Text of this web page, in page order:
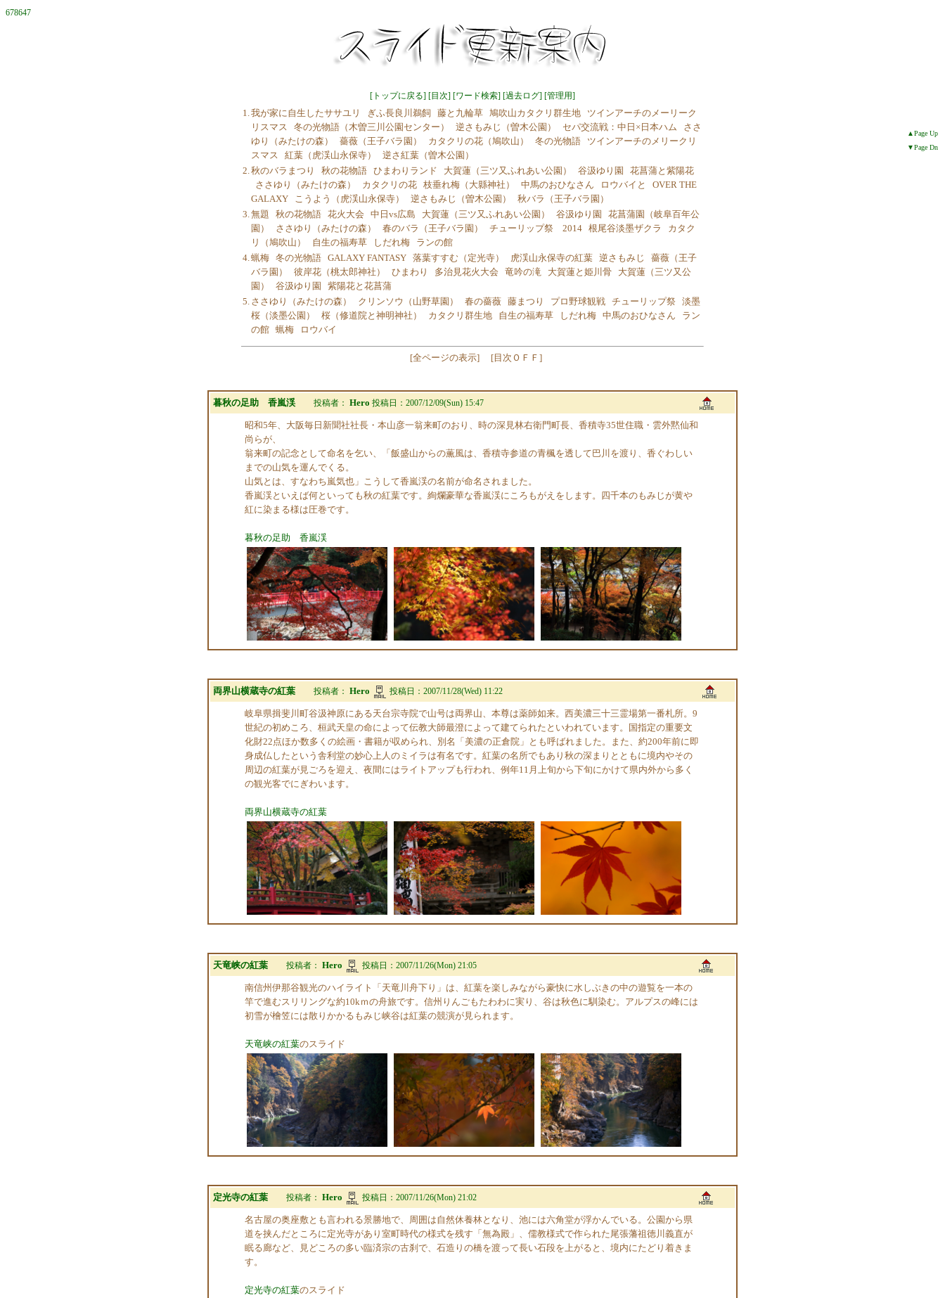
678647
[ トップに戻る] [目次] [ワード検索] [過去ログ] [管理用]
1.我が家に自生したササユリ ぎふ長良川鵜飼 藤と九輪草 鳩吹山カタクリ群生地
ツインアーチのメーリーク
リスマス
冬の光物語（木曽三川公園センター） 逆さもみじ（曽木公園） セパ交流戦：中日×日本ハム
ささ
ゆり（みたけの森）
薔薇（王子バラ園） カタクリの花（鳩吹山） 冬の光物語
ツインアーチのメリークリ
スマス
紅葉（虎渓山永保寺）
逆さ紅葉（曽木公園）
2.秋のバラまつり 秋の花物語 ひまわりランド 大賀蓮（三ツ又ふれあい公園） 谷汲ゆり園
花菖蒲と紫陽花
ささゆり（みたけの森）
カタクリの花 枝垂れ梅（大縣神社） 中馬のおひなさん ロウバイと
OVER THE
GALAXY
こうよう（虎渓山永保寺） 逆さもみじ（曽木公園）
秋バラ（王子バラ園）
3.無題 秋の花物語 花火大会 中日vs広島 大賀蓮（三ツ又ふれあい公園） 谷汲ゆり園
花菖蒲園（岐阜百年公
園）
ささゆり（みたけの森） 春のバラ（王子バラ園） チューリップ祭 2014 根尾谷淡墨ザクラ
カタク
リ（鳩吹山）
自生の福寿草 しだれ梅
ランの館
4.蝋梅 冬の光物語 GALAXY FANTASY 落葉すすむ（定光寺） 虎渓山永保寺の紅葉 逆さもみじ
薔薇（王子
バラ園）
彼岸花（桃太郎神社） ひまわり 多治見花火大会 竜吟の滝 大賀蓮と姫川骨
大賀蓮（三ツ又公
園）
谷汲ゆり園
紫陽花と花菖蒲
5. ささゆり（みたけの森） クリンソウ（山野草園） 春の薔薇 藤まつり プロ野球観戦 チューリップ祭
淡墨
桜（淡墨公園）
桜（修道院と神明神社） カタクリ群生地 自生の福寿草 しだれ梅 中馬のおひなさん
ラン
の館 蝋梅 ロウバイ
[全ページの表示] [目次ＯＦＦ ]
暮秋の足助 香嵐渓 投稿者： Hero 投稿日： 2007/12/09(Sun) 15:47
昭和5年、大阪毎日新聞社社長・本山彦一翁来町のおり、時の深見林右衛門町長、香積寺35世住職・雲外黙仙和
尚らが、
翁来町の記念として命名を乞い、「飯盛山からの薫風は、香積寺参道の青楓を透して巴川を渡り、香ぐわしい
までの山気を運んでくる。
山気とは、すなわち嵐気也」こうして香嵐渓の名前が命名されました。
香嵐渓といえば何といっても秋の紅葉です。絢爛豪華な香嵐渓にころもがえをします。四千本のもみじが黄や
紅に染まる様は圧巻です。
暮秋の足助 香嵐渓
両界山横蔵寺の紅葉 投稿者： Hero 投稿日： 2007/11/28(Wed) 11:22
岐阜県揖斐川町谷汲神原にある天台宗寺院で山号は両界山、本尊は薬師如来。西美濃三十三霊場第一番札所。9
世紀の初めころ、桓武天皇の命によって伝教大師最澄によって建てられたといわれています。国指定の重要文
化財22点ほか数多くの絵画・書籍が収められ、別名「美濃の正倉院」とも呼ばれました。また、約200年前に即
身成仏したという舎利堂の妙心上人のミイラは有名です。紅葉の名所でもあり秋の深まりとともに境内やその
周辺の紅葉が見ごろを迎え、夜間にはライトアップも行われ、例年11月上旬から下旬にかけて県内外から多く
の観光客でにぎわいます。
両界山横蔵寺の紅葉
天竜峡の紅葉 投稿者： Hero 投稿日： 2007/11/26(Mon) 21:05
南信州伊那谷観光のハイライト「天竜川舟下り」は、紅葉を楽しみながら豪快に水しぶきの中の遊覧を一本の
竿で進むスリリングな約10kｍの舟旅です。信州りんごもたわわに実り、谷は秋色に馴染む。アルプスの峰には
初雪が檜笠には散りかかるもみじ峡谷は紅葉の競演が見られます。
天竜峡の紅葉のスライド
定光寺の紅葉 投稿者： Hero 投稿日： 2007/11/26(Mon) 21:02
名古屋の奥座敷とも言われる景勝地で、周囲は自然休養林となり、池には六角堂が浮かんでいる。公園から県
道を挟んだところに定光寺があり室町時代の様式を残す「無為殿」、儒教様式で作られた尾張藩祖徳川義直が
眠る廊など、見どころの多い臨済宗の古刹で、石造りの橋を渡って長い石段を上がると、境内にたどり着きま
す。
定光寺の紅葉のスライド
▲Page Up
▼Page Dn